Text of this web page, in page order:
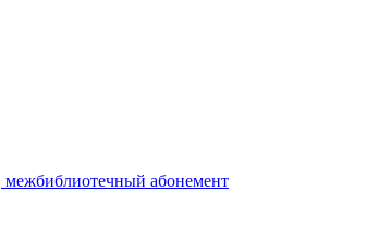
межбиблиотечный абонемент